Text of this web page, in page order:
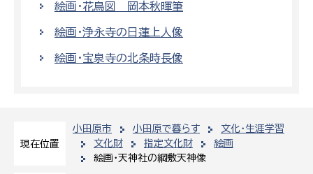
現在位置
小田原市 小田原で暮らす
文化・生涯学習
文化財
指定文化財
絵画
絵画・天神社の綱敷天神像
絵画・花鳥図 岡本秋暉筆
絵画・浄永寺の日蓮上人像
絵画・宝泉寺の北条時長像